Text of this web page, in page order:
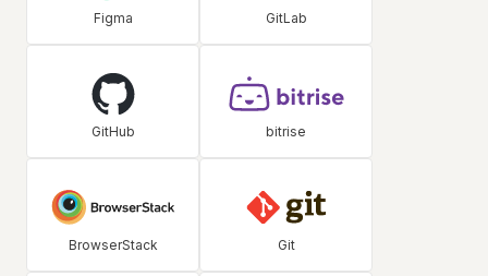
Figma GitLab
GitHub bitrise
BrowserStack Git